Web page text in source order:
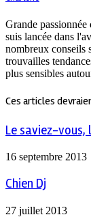
Grande
suis lancée dans
nombreux conseils
trouvailles
plus sensibles
Ces articles
Le saviez-vous,
16 septembre 2013
Chien Dj
27 juillet 2013